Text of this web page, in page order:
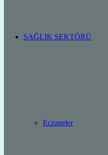
SAĞLIK SEKTÖRÜ
Eczaneler